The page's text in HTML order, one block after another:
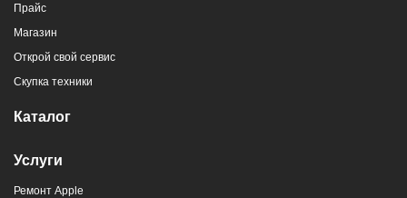
Прайс
Магазин
Открой свой сервис
Скупка техники
Каталог
Услуги
Ремонт Apple